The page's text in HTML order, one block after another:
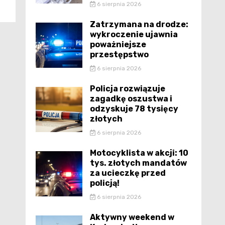
6 sierpnia 2026
Zatrzymana na drodze:
wykroczenie ujawnia
poważniejsze
przestępstwo
6 sierpnia 2026
Policja rozwiązuje
zagadkę oszustwa i
odzyskuje 78 tysięcy
złotych
6 sierpnia 2026
Motocyklista w akcji: 10
tys. złotych mandatów
za ucieczkę przed
policją!
6 sierpnia 2026
Aktywny weekend w